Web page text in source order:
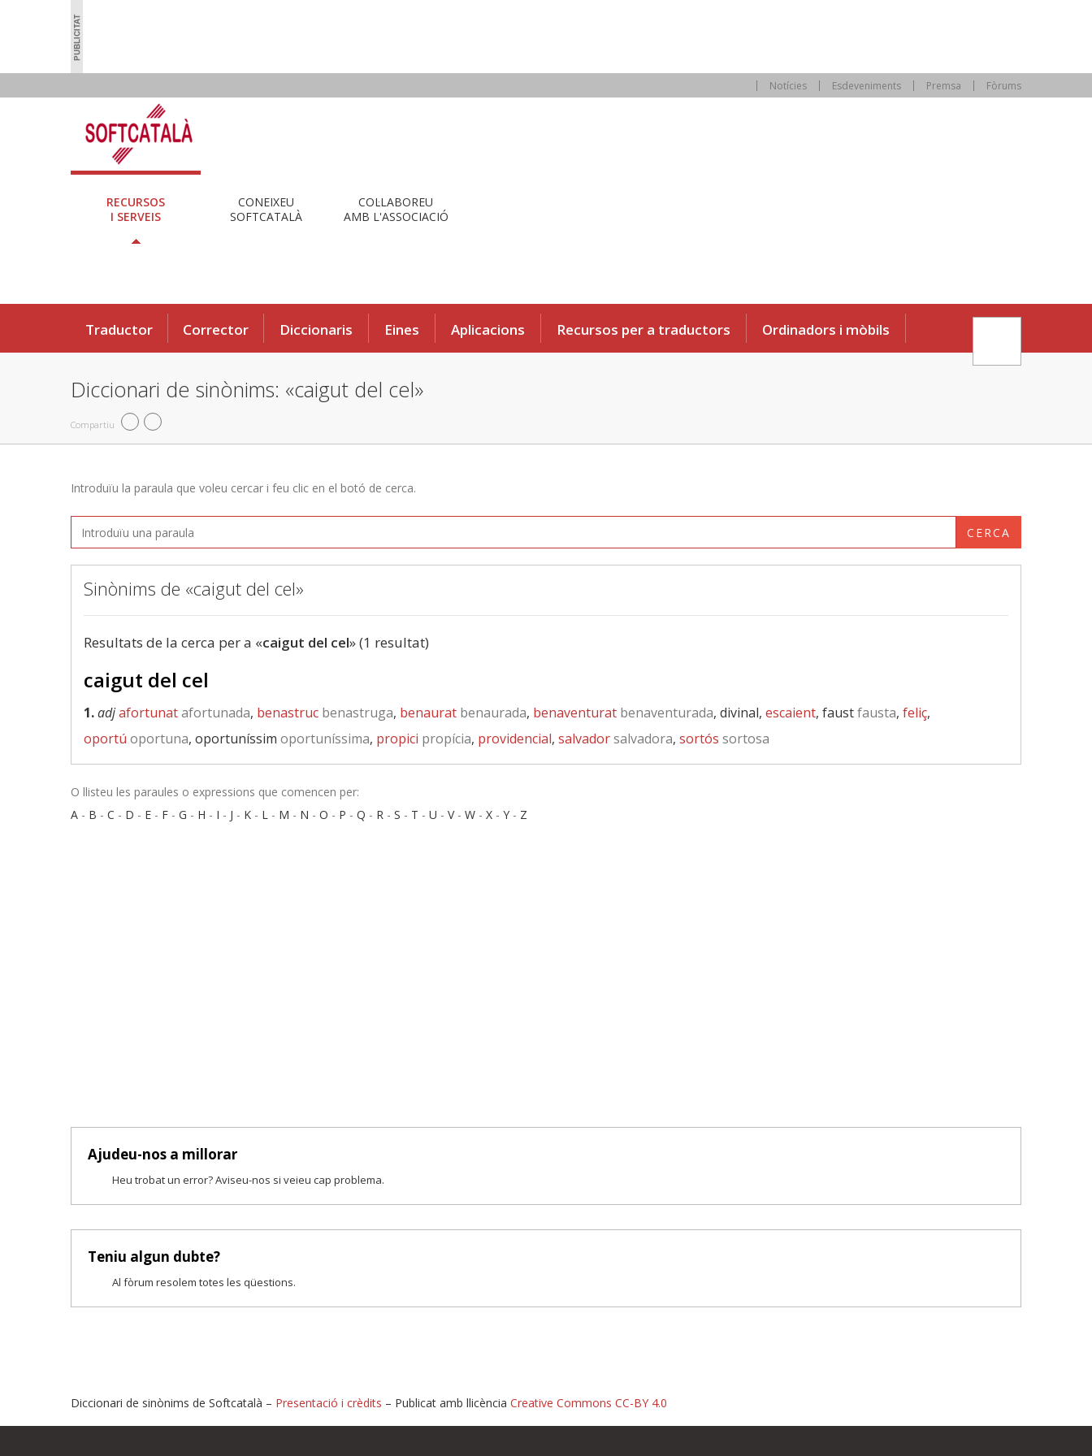
Notícies Esdeveniments Premsa Fòrums
RECURSOS
I SERVEIS
CONEIXEU
SOFTCATALÀ
COL·LABOREU
AMB L'ASSOCIACIÓ
Traductor Corrector Diccionaris Eines Aplicacions Recursos per a traductors Ordinadors i mòbils
Diccionari de sinònims: «caigut del cel»
Compartiu
Introduïu la paraula que voleu cercar i feu clic en el botó de cerca.
CERCA
Sinònims de «caigut del cel»
Resultats de la cerca per a «caigut del cel» (1 resultat)
caigut del cel
1.adjafortunatafortunada, benastruc benastruga, benaurat benaurada, benaventurat benaventurada, divinal, escaient, faustfausta, feliç,
oportú oportuna, oportuníssim oportuníssima, propici propícia, providencial, salvadorsalvadora, sortós sortosa
O llisteu les paraules o expressions que comencen per:
A - B - C - D - E - F - G - H - I - J - K - L - M - N - O - P - Q - R - S - T - U - V- W - X - Y - Z
Ajudeu-nos a millorar
Heu trobat un error? Aviseu-nos si veieu cap problema.
Teniu algun dubte?
Al fòrum resolem totes les qüestions.
Diccionari de sinònims de Softcatalà – Presentació i crèdits – Publicat amb llicència Creative Commons CC-BY 4.0